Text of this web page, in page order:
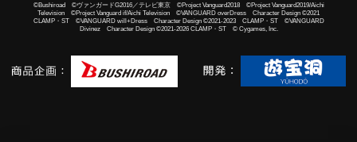
©Bushiroad ©ヴァンガードG2016／テレビ東京 ©Project Vanguard2018 ©Project Vanguard2019/Aichi
Television ©Project Vanguard if/Aichi Television ©VANGUARD overDress Character Design ©2021
CLAMP・ST ©VANGUARD will+Dress Character Design ©2021-2023 CLAMP・ST ©VANGUARD
Divinez Character Design ©2021-2026 CLAMP・ST © Cygames, Inc.